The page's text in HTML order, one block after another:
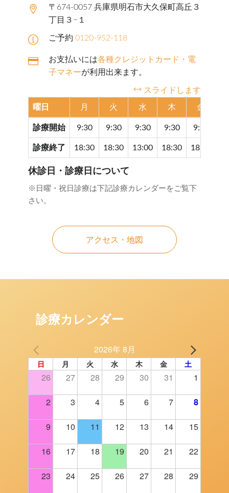
〒674-0057 兵庫県明石市大久保町高丘３
丁目３−１
ご予約 0120-952-118
お支払いには各種クレジットカード・電
子マネーが利用出来ます。
スライドします
曜日 月 火 水 木 金
診療開始 9:30 9:30 9:30 9:30 9:30
診療終了 18:30 18:30 13:00 18:30 18:30
休診日・診療日について
※日曜・祝日診療は下記診療カレンダーをご覧下
さい。
アクセス・地図
診療カレンダー
2026年 8月
日 月 火 水 木 金 土
26 27 28 29 30 31 1
2 3 4 5 6 7 8
9 10 11 12 13 14 15
16 17 18 19 20 21 22
23 24 25 26 27 28 29